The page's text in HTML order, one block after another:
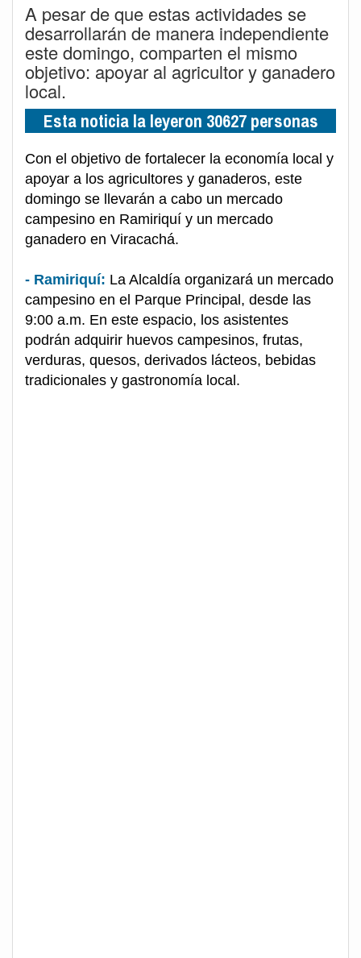
A pesar de que estas actividades se
desarrollarán de manera independiente
este domingo, comparten el mismo
objetivo: apoyar al agricultor y ganadero
local.
Esta noticia la leyeron 30627 personas
Con el objetivo de fortalecer la economía local y
apoyar a los agricultores y ganaderos, este
domingo se llevarán a cabo un mercado
campesino en Ramiriquí y un mercado
ganadero en Viracachá.
- Ramiriquí: La Alcaldía organizará un mercado
campesino en el Parque Principal, desde las
9:00 a.m. En este espacio, los asistentes
podrán adquirir huevos campesinos, frutas,
verduras, quesos, derivados lácteos, bebidas
tradicionales y gastronomía local.